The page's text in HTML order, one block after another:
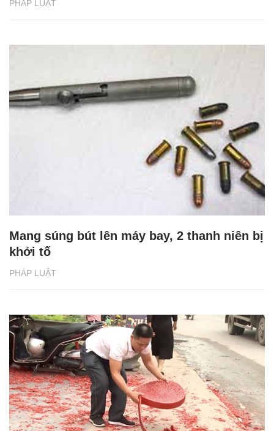
PHÁP LUẬT
PHÁP LUẬT
Mang súng bút lên máy bay, 2 thanh niên bị
khởi tố